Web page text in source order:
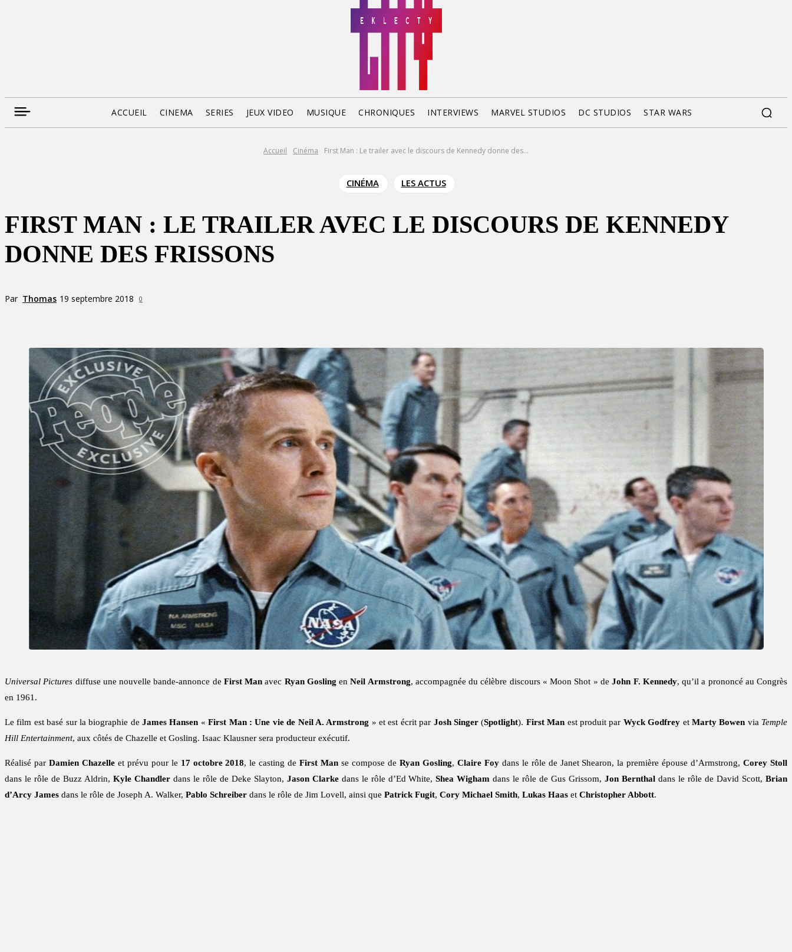
ACCUEIL CINEMA SERIES JEUX VIDEO MUSIQUE CHRONIQUES INTERVIEWS MARVEL STUDIOS DC STUDIOS STAR WARS
Accueil Cinéma First Man : Le trailer avec le discours de Kennedy donne des...
CINÉMA LES ACTUS
FIRST MAN : LE TRAILER AVEC LE DISCOURS DE KENNEDY
DONNE DES FRISSONS
Par Thomas 19 septembre 2018 0
Universal Pictures diffuse une nouvelle bande-annonce de First Man avec Ryan Gosling enNeil Armstrong, accompagnée du célèbre discours « Moon Shot » deJohn F. Kennedy, qu’il a prononcé au Congrès
en 1961.
Le film est basé sur la biographie deJames Hansen «First Man : Une vie de Neil A. Armstrong » et est écrit par Josh Singer (Spotlight). First Man est produit par Wyck Godfrey et Marty Bowen via Temple
Hill Entertainment, aux côtés de Chazelle et Gosling. Isaac Klausner sera producteur exécutif.
Réalisé par Damien Chazelleet prévu pour le 17 octobre 2018, le casting deFirst Man se compose de Ryan Gosling, Claire Foydans le rôle de Janet Shearon, la première épouse d’Armstrong,Corey Stoll
dans le rôle de Buzz Aldrin, Kyle Chandlerdans le rôle de Deke Slayton, Jason Clarkedans le rôle d’Ed White,Shea Wigham dans le rôle de Gus Grissom,Jon Bernthal dans le rôle de David Scott,Brian
d’Arcy James dans le rôle de Joseph A. Walker, Pablo Schreiber dans le rôle de Jim Lovell, ainsi que Patrick Fugit, Cory Michael Smith, Lukas Haas et Christopher Abbott.